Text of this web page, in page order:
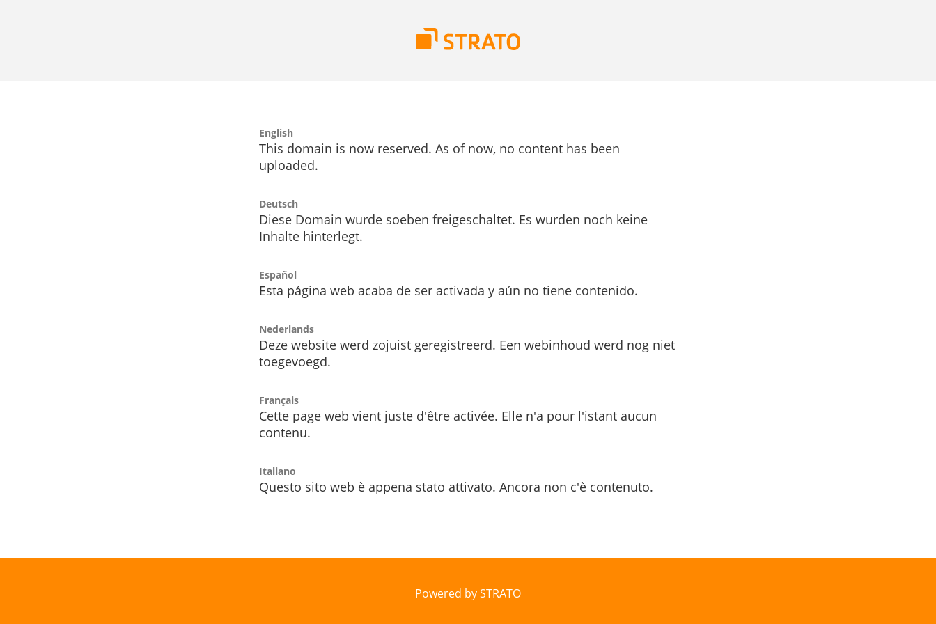
English
This domain is now reserved. As of now, no content has been
uploaded.
Deutsch
Diese Domain wurde soeben freigeschaltet. Es wurden noch keine
Inhalte hinterlegt.
Español
Esta página web acaba de ser activada y aún no tiene contenido.
Nederlands
Deze website werd zojuist geregistreerd. Een webinhoud werd nog niet
toegevoegd.
Français
Cette page web vient juste d'être activée. Elle n'a pour l'istant aucun
contenu.
Italiano
Questo sito web è appena stato attivato. Ancora non c'è contenuto.
Powered by STRATO